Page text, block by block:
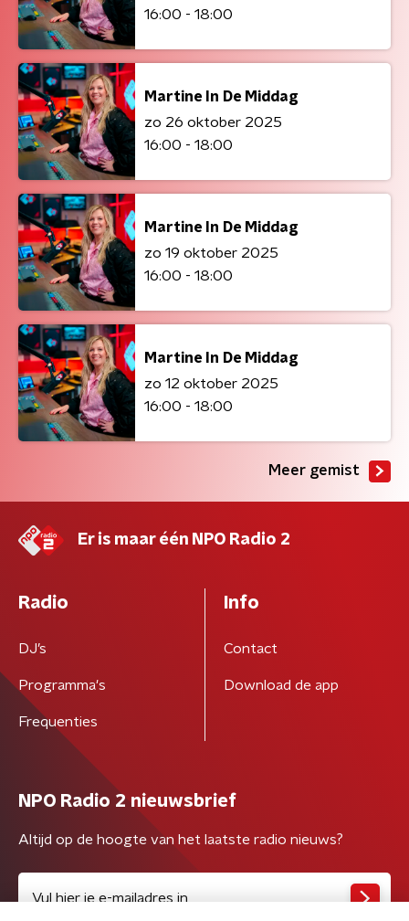
16:00 - 18:00
Martine In De Middag
zo 26 oktober 2025
16:00 - 18:00
Martine In De Middag
zo 19 oktober 2025
16:00 - 18:00
Martine In De Middag
zo 12 oktober 2025
16:00 - 18:00
Meer gemist
Er is maar één NPO Radio 2
Radio
DJ’s
Programma's
Frequenties
Info
Contact
Download de app
NPO Radio 2 nieuwsbrief
Altijd op de hoogte van het laatste radio nieuws?